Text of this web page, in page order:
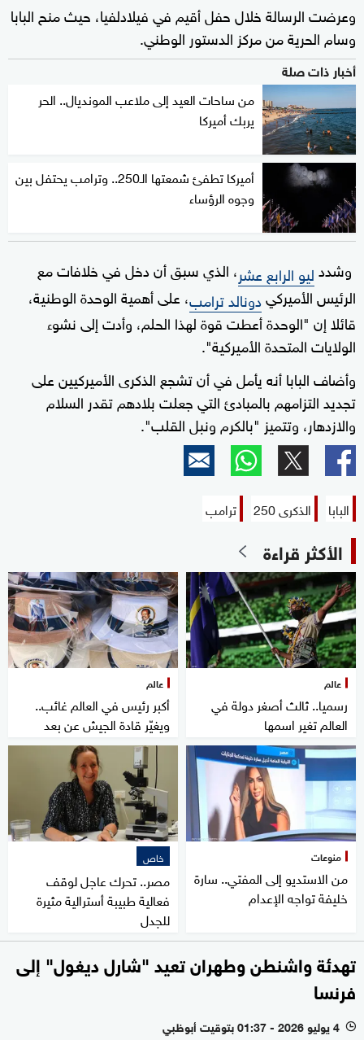
وعرضت الرسالة خلال حفل أقيم في فيلادلفيا، حيث منح البابا
وسام الحرية من مركز الدستور الوطني.
أخبار ذات صلة
من ساحات العيد إلى ملاعب المونديال.. الحر
يربك أميركا
أميركا تطفئ شمعتها الـ250.. وترامب يحتفل بين
وجوه الرؤساء
وشددليو الرابع عشر، الذي سبق أن دخل في خلافات مع
الرئيس الأميركيدونالد ترامب، على أهمية الوحدة الوطنية،
قائلا إن "الوحدة أعطت قوة لهذا الحلم، وأدت إلى نشوء
الولايات المتحدة الأميركية".
وأضاف البابا أنه يأمل في أن تشجع الذكرى الأميركيين على
تجديد التزامهم بالمبادئ التي جعلت بلادهم تقدر السلام
والازدهار، وتتميز "بالكرم ونبل القلب".
البابا الذكرى 250 ترامب
الأكثر قراءة
عالم
رسميا.. ثالث أصغر دولة في
العالم تغير اسمها
عالم
أكبر رئيس في العالم غائب..
ويغيّر قادة الجيش عن بعد
منوعات
من الاستديو إلى المفتي.. سارة
خليفة تواجه الإعدام
خاص
مصر.. تحرك عاجل لوقف
فعالية طبيبة أسترالية مثيرة
للجدل
تهدئة واشنطن وطهران تعيد "شارل ديغول" إلى
فرنسا
l 4 يوليو 2026 - 01:37 بتوقيت أبوظبي